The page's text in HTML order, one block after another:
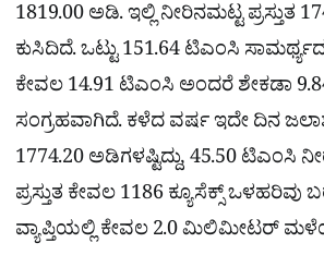
1819.00 ಅಡಿ. ಇಲ್ಲಿ ನೀರಿನಮಟ್ಟ ಪ್ರಸ್ತುತ
ಕುಸಿದಿದೆ. ಒಟ್ಟು 151.64 ಟಿಎಂಸಿ
ಕೇವಲ 14.91 ಟಿಎಂಸಿ ಅಂದರೆ ಶೇಕಡಾ 9.84
ಸಂಗ್ರಹವಾಗಿದೆ. ಕಳೆದ ವರ್ಷ ಇದೇ ದಿನ
1774.20 ಅಡಿಗಳಷ್ಟಿದ್ದು, 45.50 ಟಿಎಂಸಿ
ಪ್ರಸ್ತುತ ಕೇವಲ 1186 ಕ್ಯೂಸೆಕ್ಸ್ ಒಳಹರಿವು
ವ್ಯಾಪ್ತಿಯಲ್ಲಿ ಕೇವಲ 2.0 ಮಿಲಿಮೀಟರ್